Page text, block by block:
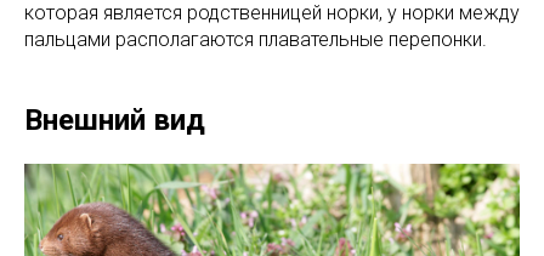
которая является родственницей норки, у норки между
пальцами располагаются плавательные перепонки.
Внешний вид